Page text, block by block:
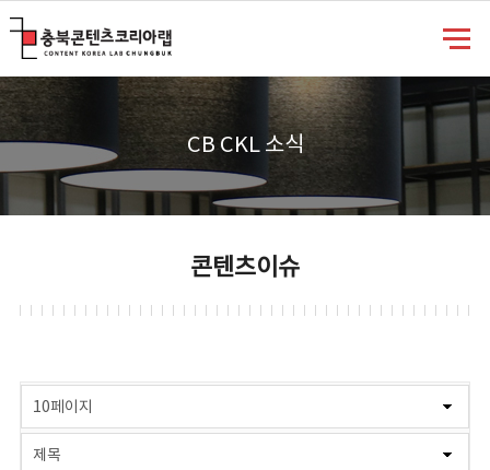
CB CKL 소식
콘텐츠이슈